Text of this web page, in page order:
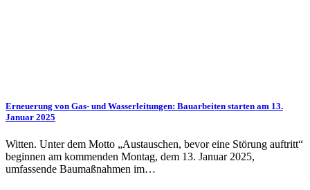
Erneuerung von Gas- und Wasserleitungen: Bauarbeiten starten am 13.
Januar 2025
Witten. Unter dem Motto „Austauschen, bevor eine Störung auftritt“
beginnen am kommenden Montag, dem 13. Januar 2025,
umfassende Baumaßnahmen im…